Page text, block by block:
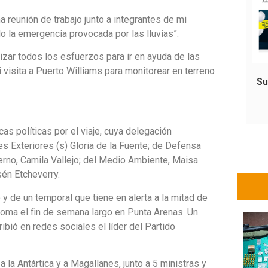
reunión de trabajo junto a integrantes de mi
la emergencia provocada por las lluvias”.
todos los esfuerzos para ir en ayuda de las
a Puerto Williams para monitorear en terreno
políticas por el viaje, cuya delegación
Exteriores (s) Gloria de la Fuente; de Defensa
Camila Vallejo; del Medio Ambiente, Maisa
Etcheverry.
de un temporal que tiene en alerta a la mitad de
el fin de semana largo en Punta Arenas. Un
en redes sociales el líder del Partido
Antártica y a Magallanes, junto a 5 ministras y